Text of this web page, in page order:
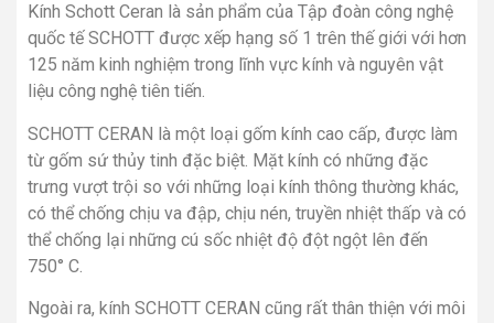
Kính Schott Ceran là sản phẩm của Tập đoàn công nghệ
quốc tế SCHOTT được xếp hạng số 1 trên thế giới với hơn
125 năm kinh nghiệm trong lĩnh vực kính và nguyên vật
liệu công nghệ tiên tiến.
SCHOTT CERAN là một loại gốm kính cao cấp, được làm
từ gốm sứ thủy tinh đặc biệt. Mặt kính có những đặc
trưng vượt trội so với những loại kính thông thường khác,
có thể chống chịu va đập, chịu nén, truyền nhiệt thấp và có
thể chống lại những cú sốc nhiệt độ đột ngột lên đến
750° C.
Ngoài ra, kính SCHOTT CERAN cũng rất thân thiện với môi